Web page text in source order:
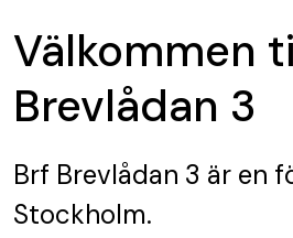
Välkommen
Brevlådan 3
Brf Brevlådan 3 är en
Stockholm.